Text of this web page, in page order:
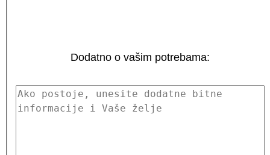
Dodatno o vašim potrebama: